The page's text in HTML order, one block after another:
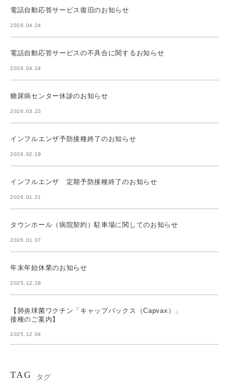
電話自動応答サービス復旧のお知らせ
2026.04.24
電話自動応答サービスの不具合に関するお知らせ
2026.04.24
糖尿病センター休診のお知らせ
2026.03.23
インフルエンザ予防接種終了のお知らせ
2026.02.19
インフルエンザ 定期予防接種終了のお知らせ
2026.01.21
タウンホール（病院契約）駐車場に関してのお知らせ
2026.01.07
年末年始休業のお知らせ
2025.12.18
【肺炎球菌ワクチン「キャップバックス（Capvax）」
接種のご案内】
2025.12.04
TAG タグ